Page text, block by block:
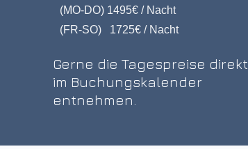
(MO-DO) 1495€ / Nacht
(FR-SO) 1725€ / Nacht
Gerne die Tagespreise direkt
im Buchungskalender
entnehmen.